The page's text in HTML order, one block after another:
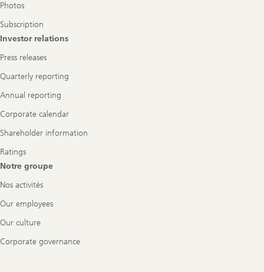
Photos
Subscription
Investor relations
Press releases
Quarterly reporting
Annual reporting
Corporate calendar
Shareholder information
Ratings
Notre groupe
Nos activités
Our employees
Our culture
Corporate governance